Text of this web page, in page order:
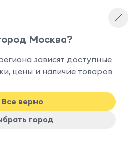
Москва?
зависят доступные
цены и наличие товаров
Все верно
город